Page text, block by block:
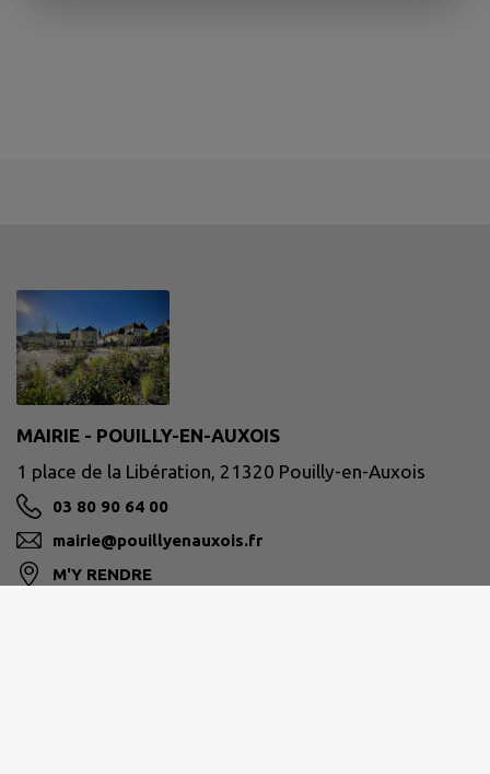
MAIRIE - POUILLY-EN-AUXOIS
1 place de la Libération, 21320 Pouilly-en-Auxois
03 80 90 64 00
mairie@pouillyenauxois.fr
M'Y RENDRE